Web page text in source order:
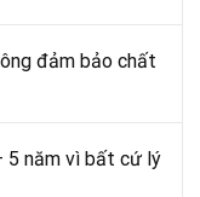
đảm bảo chất
5 năm vì bất cứ lý